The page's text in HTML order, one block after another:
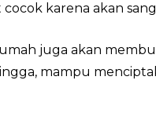
cocok karena akan
juga akan
mampu